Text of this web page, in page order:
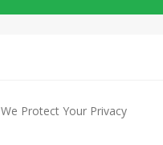
We Protect Your Privacy